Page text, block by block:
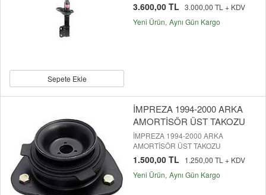
Sepete Ekle
3.600,00 TL 3.000,00 TL + KDV
Yeni Ürün Aynı Gün Kargo
İMPREZA 1994-2000 ARKA
AMORTİSÖR ÜST TAKOZU
İMPREZA 1994-2000 ARKA
AMORTİSÖR ÜST TAKOZU
1.500,00 TL
1.250,00 TL + KDV
Yeni Ürün Aynı Gün Kargo